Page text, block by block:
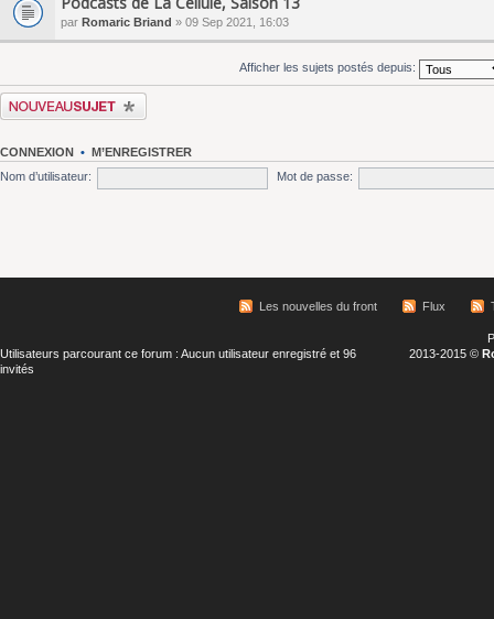
par Romaric Briand » 09 Sep 2021, 16:03
Afficher les sujets postés depuis:
Écrire un nouveau sujet
CONNEXION • M’ENREGISTRER
Nom d’utilisateur:
Mot de passe:
Les nouvelles du front Flux
Utilisateurs parcourant ce forum : Aucun utilisateur enregistré et 96
invités
2013-2015 ©